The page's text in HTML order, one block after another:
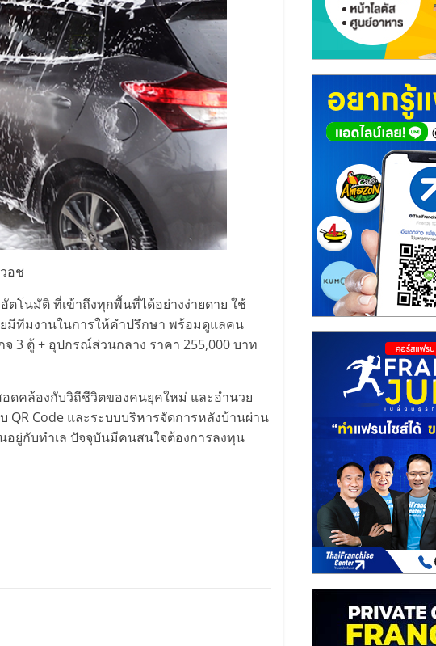
อช
โนมัติ ที่เข้าถึงทุกพื้นที่ได้อย่างง่ายดาย ใช้
มีทีมงานในการให้คำปรึกษา พร้อมดูแลคน
3 ตู้ + อุปกรณ์ส่วนกลาง ราคา 255,000 บาท
ดคล้องกับวิถีชีวิตของคนยุคใหม่ และอำนวย
QR Code และระบบบริหารจัดการหลังบ้านผ่าน
ยู่กับทำเล ปัจจุบันมีคนสนใจต้องการลงทุน